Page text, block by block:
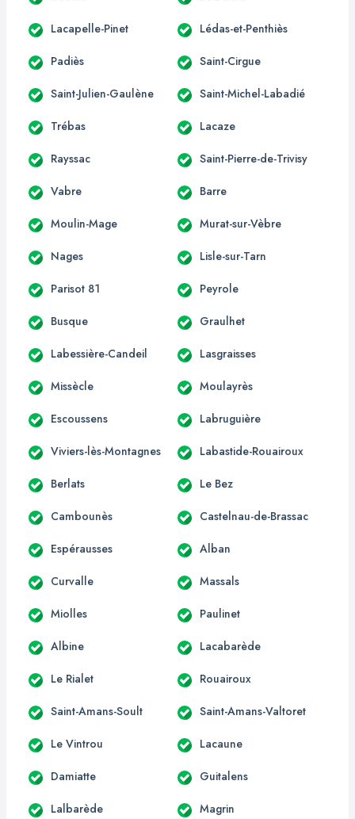
Lacapelle-Pinet Lédas-et-Penthiès
Padiès Saint-Cirgue
Saint-Julien-Gaulène Saint-Michel-Labadié
Trébas Lacaze
Rayssac Saint-Pierre-de-Trivisy
Vabre Barre
Moulin-Mage Murat-sur-Vèbre
Nages Lisle-sur-Tarn
Parisot 81 Peyrole
Busque Graulhet
Labessière-Candeil Lasgraisses
Missècle Moulayrès
Escoussens Labruguière
Viviers-lès-Montagnes Labastide-Rouairoux
Berlats Le Bez
Cambounès Castelnau-de-Brassac
Espérausses Alban
Curvalle Massals
Miolles Paulinet
Albine Lacabarède
Le Rialet Rouairoux
Saint-Amans-Soult Saint-Amans-Valtoret
Le Vintrou Lacaune
Damiatte Guitalens
Lalbarède Magrin